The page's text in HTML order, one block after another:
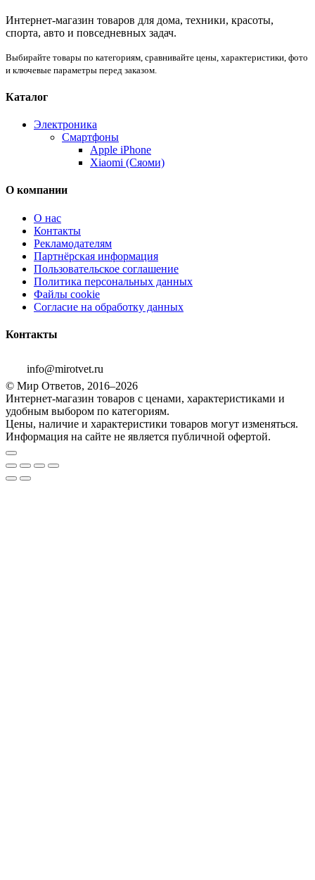
Интернет-магазин товаров для дома, техники, красоты,
спорта, авто и повседневных задач.
Выбирайте товары по категориям, сравнивайте цены, характеристики, фото
и ключевые параметры перед заказом.
Каталог
Электроника
Смартфоны
Apple iPhone
Xiaomi (Сяоми)
О компании
О нас
Контакты
Рекламодателям
Партнёрская информация
Пользовательское соглашение
Политика персональных данных
Файлы cookie
Согласие на обработку данных
Контакты
info@mirotvet.ru
© Мир Ответов, 2016–2026
Интернет-магазин товаров с ценами, характеристиками и
удобным выбором по категориям.
Цены, наличие и характеристики товаров могут изменяться.
Информация на сайте не является публичной офертой.